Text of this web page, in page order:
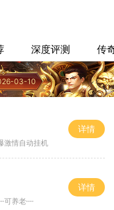
深度评测 传
03-10
激情自动挂机
详情
可养老┉
详情